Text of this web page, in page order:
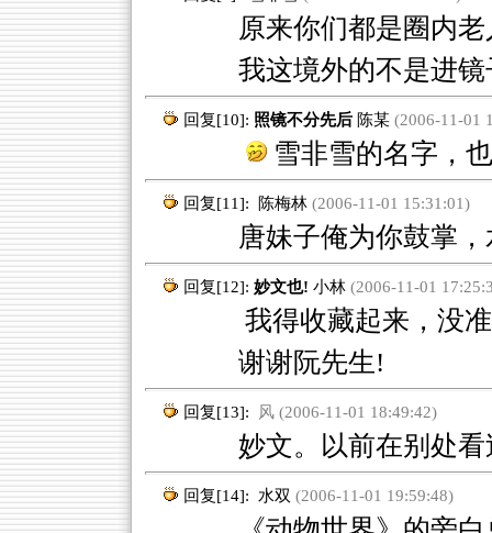
原来你们都是圈内老
我这境外的不是进
回复[10]: 照镜不分先后 陈某(2006-11-01
雪非雪的名字，
回复[11]: 陈梅林(2006-11-01 15:31:01)
唐妹子俺为你鼓掌，
回复[12]: 妙文也! 小林(2006-11-01
我得收藏起来，没准
谢谢阮先生!
回复[13]: 风 (2006-11-01 18:49:42)
妙文。以前在别处看
回复[14]: 水双 (2006-11-01 19:59:48)